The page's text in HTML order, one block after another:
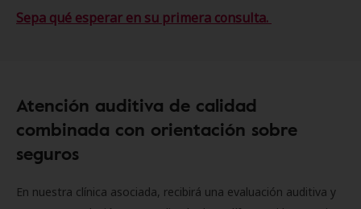
Sepa qué esperar en su primera consulta.
Atención auditiva de calidad
combinada con orientación sobre
seguros
En nuestra clínica asociada, recibirá una evaluación auditiva y